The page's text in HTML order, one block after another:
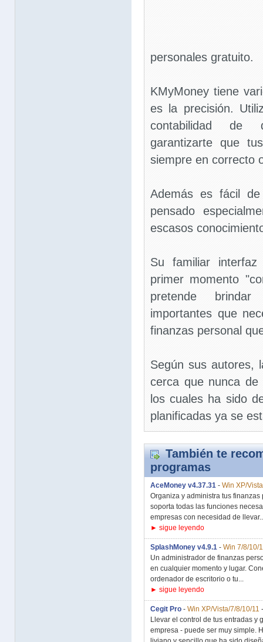
personales gratuito.
KMyMoney tiene
es la precisión.
contabilidad de
garantizarte que
siempre en correcto
Además es fácil
pensado
escasos
Su familiar
primer momento
pretende
importantes que
finanzas personal
Según sus autores,
cerca que nunca de
los cuales ha sido
planificadas ya se
También te
programas
AceMoney v4.37.31 - Win XP/
Organiza y administra tus
soporta todas las funciones
empresas con necesidad de
► sigue leyendo
SplashMoney v4.9.1 - Win 7/8/10/
Un administrador de finanzas
en cualquier momento y lugar.
ordenador de escritorio o tu...
► sigue leyendo
Cegit Pro - Win XP/Vista/7/8/10/11
Llevar el control de tus entradas y
empresa - puede ser muy simple.